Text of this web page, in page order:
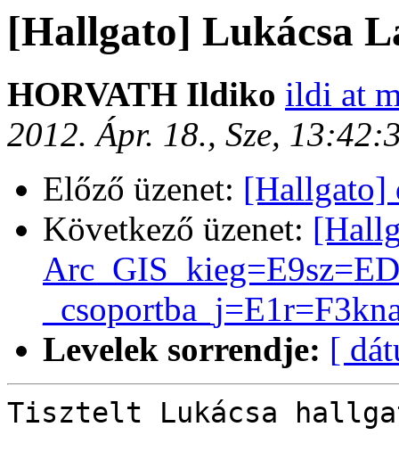
[Hallgato] Lukácsa
HORVATH Ildiko ildi at
2012. Ápr. 18., Sze,
Előző üzenet: [Hallgato]
Következő üzenet:
Levelek sorrendje: [
Tisztelt Lukácsa